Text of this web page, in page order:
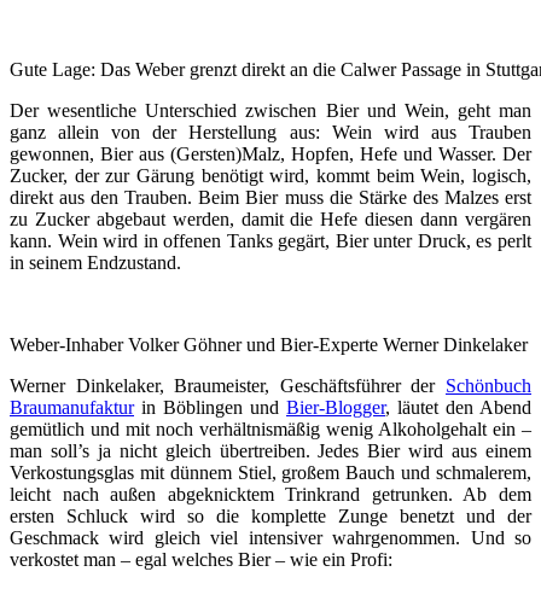
Gute Lage: Das Weber grenzt direkt an die Calwer Passage in
Der wesentliche Unterschied zwischen Bier und Wein, geht man
ganz allein von der Herstellung aus: Wein wird aus Trauben
gewonnen, Bier aus (Gersten)Malz, Hopfen, Hefe und Wasser. Der
Zucker, der zur Gärung benötigt wird, kommt beim Wein, logisch,
direkt aus den Trauben. Beim Bier muss die Stärke des Malzes erst
zu Zucker abgebaut werden, damit die Hefe diesen dann vergären
kann. Wein wird in offenen Tanks gegärt, Bier unter Druck, es perlt
in seinem Endzustand.
Weber-Inhaber Volker Göhner und Bier-Experte Werner Dinkelaker
Werner Dinkelaker, Braumeister, Geschäftsführer der Schönbuch
Braumanufakturin Böblingen und Bier-Blogger, läutet den Abend
gemütlich und mit noch verhältnismäßig wenig Alkoholgehalt ein –
man soll’s ja nicht gleich übertreiben. Jedes Bier wird aus einem
Verkostungsglas mit dünnem Stiel, großem Bauch und schmalerem,
leicht nach außen abgeknicktem Trinkrand getrunken. Ab dem
ersten Schluck wird so die komplette Zunge benetzt und der
Geschmack wird gleich viel intensiver wahrgenommen. Und so
verkostet man – egal welches Bier – wie ein Profi: